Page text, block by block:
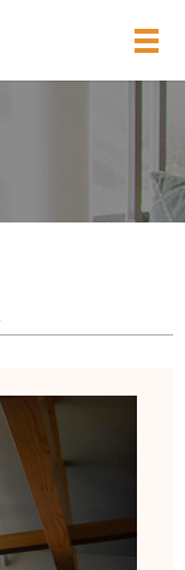
メ